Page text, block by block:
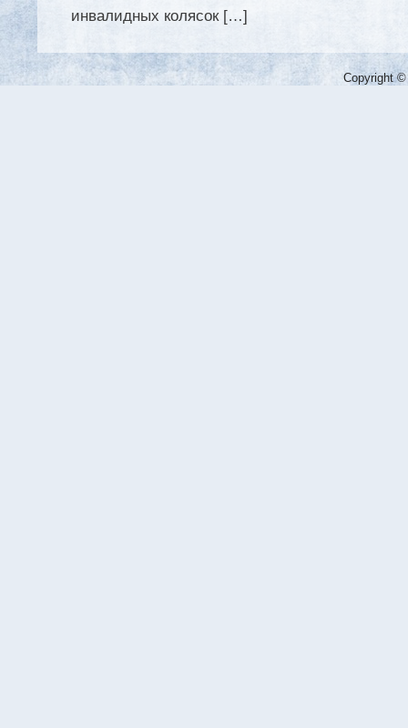
инвалидных колясок […]
Copyright ©